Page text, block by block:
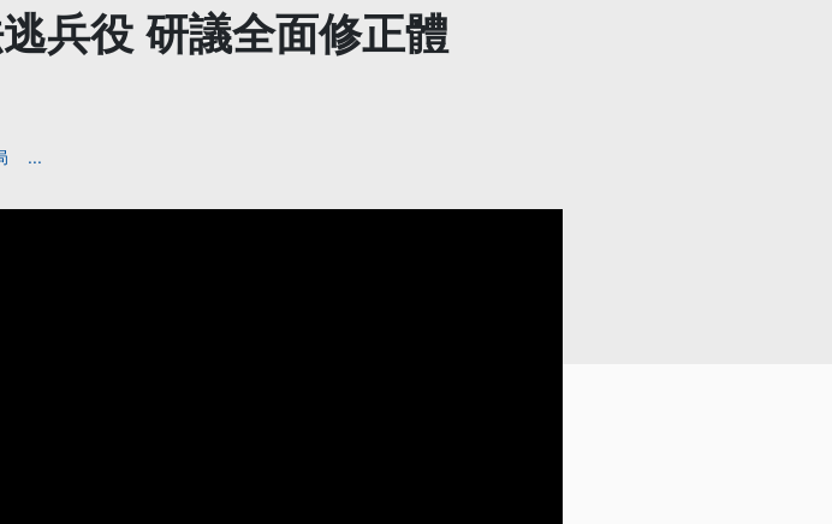
兵役 研議全面修正體
...